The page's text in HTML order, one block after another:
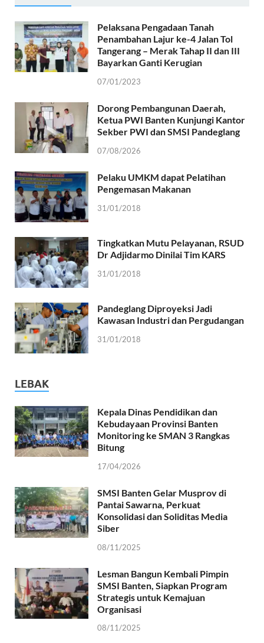
Pelaksana Pengadaan Tanah
Penambahan Lajur ke-4 Jalan Tol
Tangerang – Merak Tahap II dan III
Bayarkan Ganti Kerugian
07/01/2023
Dorong Pembangunan Daerah,
Ketua PWI Banten Kunjungi Kantor
Sekber PWI dan SMSI Pandeglang
07/08/2026
Pelaku UMKM dapat Pelatihan
Pengemasan Makanan
31/01/2018
Tingkatkan Mutu Pelayanan, RSUD
Dr Adjidarmo Dinilai Tim KARS
31/01/2018
Pandeglang Diproyeksi Jadi
Kawasan Industri dan Pergudangan
31/01/2018
LEBAK
Kepala Dinas Pendidikan dan
Kebudayaan Provinsi Banten
Monitoring ke SMAN 3 Rangkas
Bitung
17/04/2026
SMSI Banten Gelar Musprov di
Pantai Sawarna, Perkuat
Konsolidasi dan Soliditas Media
Siber
08/11/2025
Lesman Bangun Kembali Pimpin
SMSI Banten, Siapkan Program
Strategis untuk Kemajuan
Organisasi
08/11/2025